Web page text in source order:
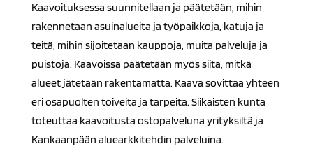
Kaavoituksessa suunnitellaan ja päätetään, mihin
rakennetaan asuinalueita ja työpaikkoja, katuja ja
teitä, mihin sijoitetaan kauppoja, muita palveluja ja
puistoja. Kaavoissa päätetään myös siitä, mitkä
alueet jätetään rakentamatta. Kaava sovittaa yhteen
eri osapuolten toiveita ja tarpeita. Siikaisten kunta
toteuttaa kaavoitusta ostopalveluna yrityksiltä ja
Kankaanpään aluearkkitehdin palveluina.